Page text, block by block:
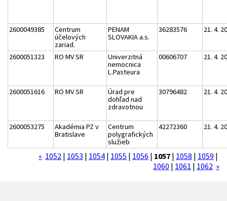
2600049385
Centrum
účelových
zariad.
PENAM
SLOVAKIA a.s.
36283576 21. 4.
2600051323 RO MV SR
Univerzitná
nemocnica
L.Pasteura
00606707 21. 4.
2600051616 RO MV SR
Úrad pre
dohľad nad
zdravotnou
30796482 21. 4.
2600053275
Akadémia PZ v
Bratislave
Centrum
polygrafických
služieb
42272360 21. 4.
« 1052 | 1053 | 1054 | 1055 | 1056 | 1057 | 1058 | 1059 |
1060 | 1061 | 1062 »